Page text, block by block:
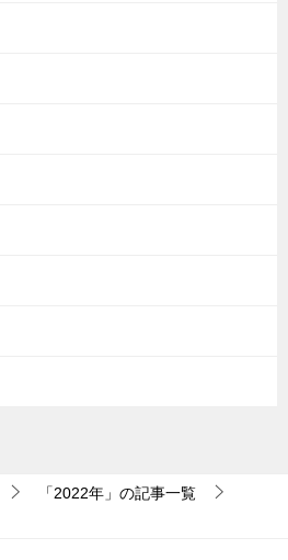
「2022年」の記事一覧